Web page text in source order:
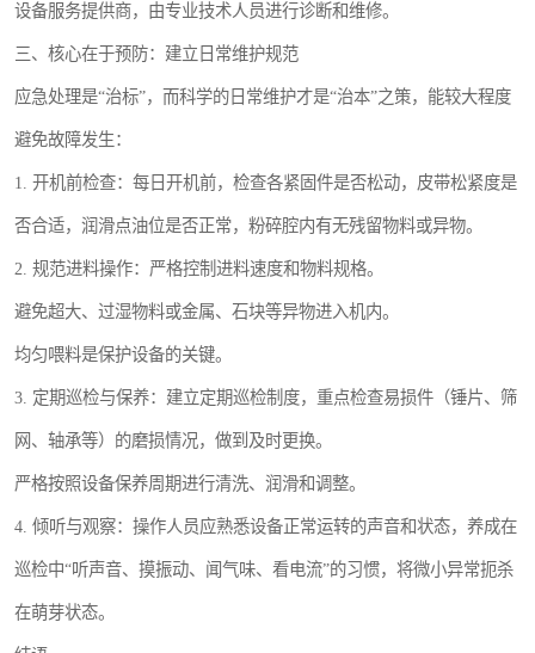
设备服务提供商，由专业技术人员进行诊断和维修。
三、核心在于预防：建立日常维护规范
应急处理是“治标”，而科学的日常维护才是“治本”之策，能较大程度
避免故障发生：
1. 开机前检查：每日开机前，检查各紧固件是否松动，皮带松紧度是
否合适，润滑点油位是否正常，粉碎腔内有无残留物料或异物。
2. 规范进料操作：严格控制进料速度和物料规格。
避免超大、过湿物料或金属、石块等异物进入机内。
均匀喂料是保护设备的关键。
3. 定期巡检与保养：建立定期巡检制度，重点检查易损件（锤片、筛
网、轴承等）的磨损情况，做到及时更换。
严格按照设备保养周期进行清洗、润滑和调整。
4. 倾听与观察：操作人员应熟悉设备正常运转的声音和状态，养成在
巡检中“听声音、摸振动、闻气味、看电流”的习惯，将微小异常扼杀
在萌芽状态。